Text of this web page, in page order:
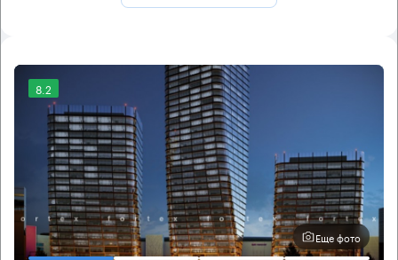
8.2
Еще фото